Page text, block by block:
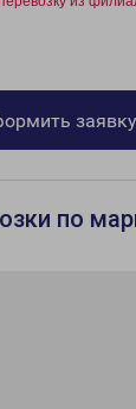
заявку
по